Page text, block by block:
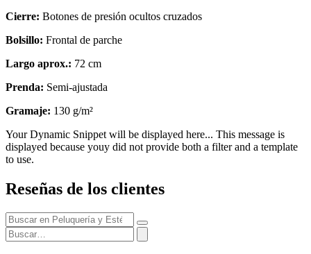
Cierre: Botones de presión ocultos cruzados
Bolsillo: Frontal de parche
Largo aprox.: 72 cm
Prenda: Semi-ajustada
Gramaje: 130 g/m²
Your Dynamic Snippet will be displayed here... This message is
displayed because youy did not provide both a filter and a template
to use.
Reseñas de los clientes